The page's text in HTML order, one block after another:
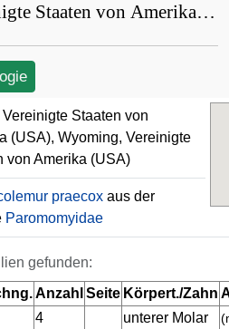
Staaten von Amerika
Staaten von
(USA), Wyoming, Vereinigte
von Amerika (USA)
praecox aus der
Paromomyidae
gefunden:
Anzahl Seite Körpert./Zahn
4
unterer Molar